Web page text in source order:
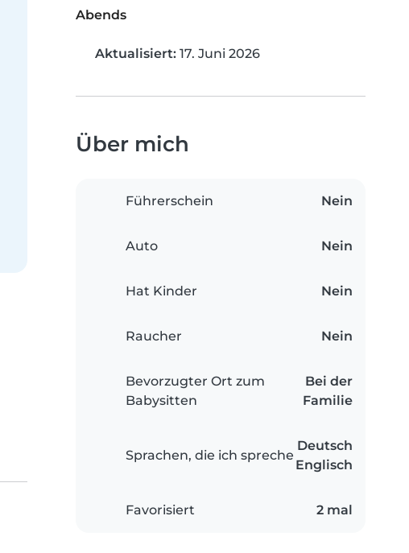
Abends
Aktualisiert: 17. Juni 2026
Über mich
Führerschein Nein
Auto Nein
Hat Kinder Nein
Raucher Nein
Bevorzugter Ort zum
Babysitten
Bei der
Familie
Sprachen, die ich spreche
Deutsch
Englisch
Favorisiert 2 mal